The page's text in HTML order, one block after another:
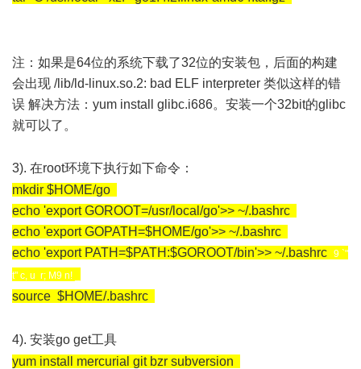
注：如果是64位的系统下载了32位的安装包，后面的构建
会出现 /lib/ld-linux.so.2: bad ELF interpreter 类似这样的错
误 解决方法：yum install glibc.i686。安装一个32bit的glibc
就可以了。
3). 在root环境下执行如下命令：
mkdir $HOME/go
echo 'export GOROOT=/usr/local/go'>> ~/.bashrc
echo 'export GOPATH=$HOME/go'>> ~/.bashrc
echo 'export PATH=$PATH:$GOROOT/bin'>> ~/.bashrc 9 `"
t" c, u r; M9 n! _
source $HOME/.bashrc
4). 安装go get工具
yum install mercurial git bzr subversion